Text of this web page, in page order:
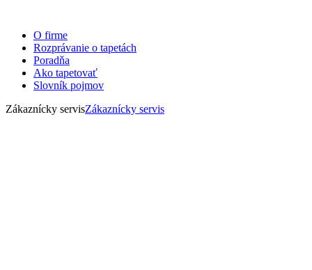
O firme
Rozprávanie o tapetách
Poradňa
Ako tapetovať
Slovník pojmov
Zákaznícky servisZákaznícky servis